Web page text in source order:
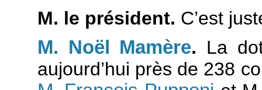
M. le président. C’est
M. Noël Mamère. La
aujourd’hui près de 238